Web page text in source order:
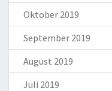
Oktober 2019
September 2019
August 2019
Juli 2019